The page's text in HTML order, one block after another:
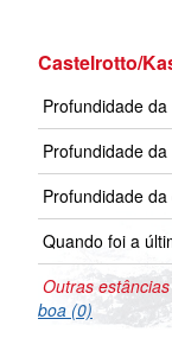
Castelrotto/
Profundidade
Profundidade
Profundidade
Quando foi a
Outras
boa (0)